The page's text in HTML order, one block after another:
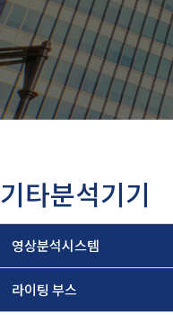
기타분석기기
영상분석시스템
라이팅 부스